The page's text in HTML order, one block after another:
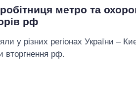
метро та
рф
у різних регіонах України –
вторгнення рф.